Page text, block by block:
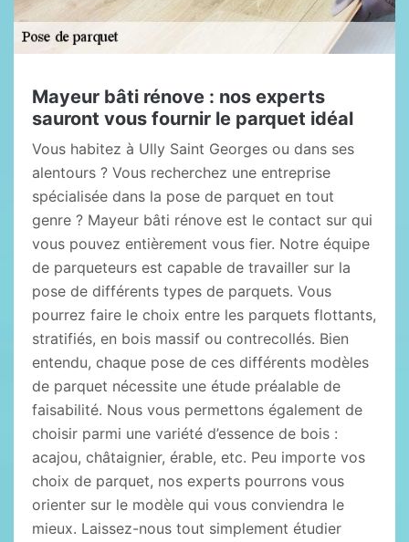
Mayeur bâti rénove : nos experts
sauront vous fournir le parquet idéal
Vous habitez à Ully Saint Georges ou dans ses
alentours ? Vous recherchez une entreprise
spécialisée dans la pose de parquet en tout
genre ? Mayeur bâti rénove est le contact sur qui
vous pouvez entièrement vous fier. Notre équipe
de parqueteurs est capable de travailler sur la
pose de différents types de parquets. Vous
pourrez faire le choix entre les parquets flottants,
stratifiés, en bois massif ou contrecollés. Bien
entendu, chaque pose de ces différents modèles
de parquet nécessite une étude préalable de
faisabilité. Nous vous permettons également de
choisir parmi une variété d’essence de bois :
acajou, châtaignier, érable, etc. Peu importe vos
choix de parquet, nos experts pourrons vous
orienter sur le modèle qui vous conviendra le
mieux. Laissez-nous tout simplement étudier